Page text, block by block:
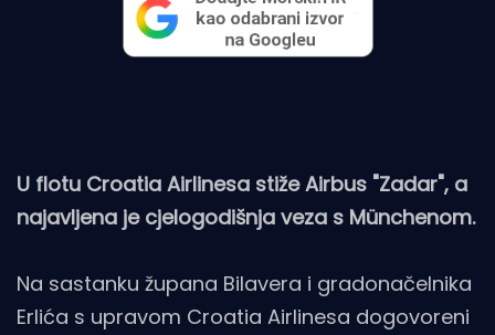
U flotu Croatia Airlinesa stiže Airbus "Zadar", a
najavljena je cjelogodišnja veza s Münchenom.
Na sastanku župana Bilavera i gradonačelnika
Erlića s upravom Croatia Airlinesa dogovoreni